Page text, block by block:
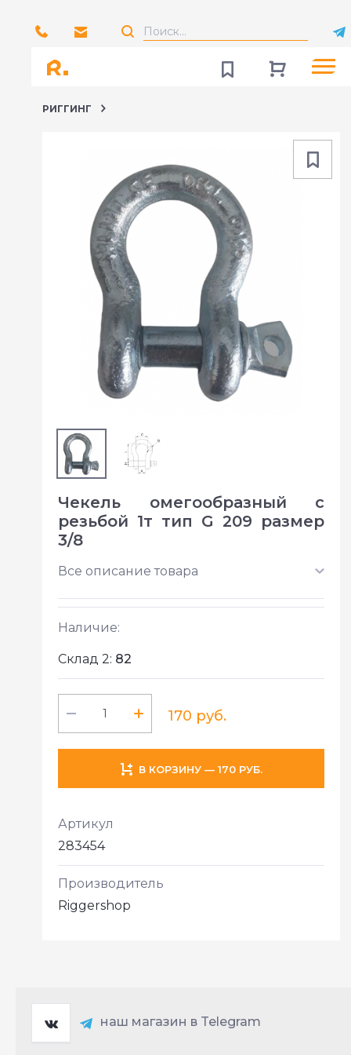
РИГГИНГ
Чекель омегообразный с
резьбой 1т тип G 209 размер
3/8
Все описание товара
Наличие:
Склад 2: 82
170 руб.
В КОРЗИНУ — 170 РУБ.
Артикул
283454
Производитель
Riggershop
наш магазин в Telegram